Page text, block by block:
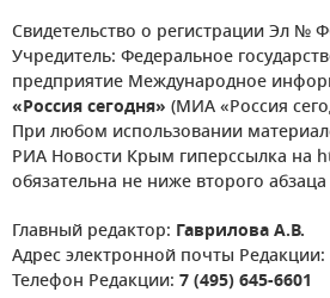
Свидетельство о регистрации Эл №
Учредитель: Федеральное
предприятие Международное
«Россия сегодня» (МИА «Россия
При любом использовании
РИА Новости Крым гиперссылка на
обязательна не ниже второго абзаца
Главный редактор: Гаврилова А.В.
Адрес электронной почты Редакции:
Телефон Редакции: 7 (495) 645-6601